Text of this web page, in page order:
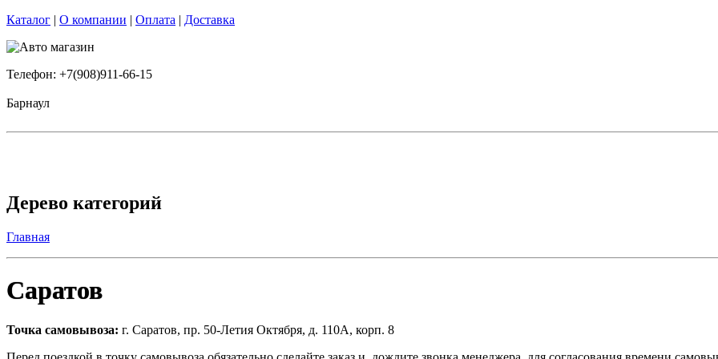
Каталог | О компании | Оплата | Доставка
Телефон: +7(908)911-66-15
Барнаул
Дерево категорий
Главная
Саратов
Точка самовывоза: г. Саратов, пр. 50-Летия Октября, д. 110А, корп. 8